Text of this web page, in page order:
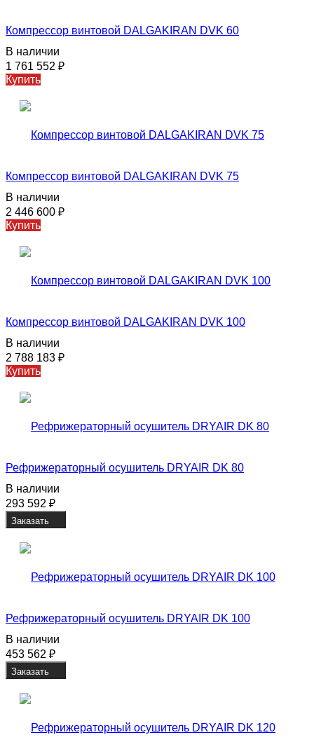
Компрессор винтовой DALGAKIRAN DVK 60
В наличии
1 761 552 ₽
Купить
Компрессор винтовой DALGAKIRAN DVK 75
В наличии
2 446 600 ₽
Купить
Компрессор винтовой DALGAKIRAN DVK 100
В наличии
2 788 183 ₽
Купить
Рефрижераторный осушитель DRYAIR DK 80
В наличии
293 592 ₽
Заказать
Рефрижераторный осушитель DRYAIR DK 100
В наличии
453 562 ₽
Заказать